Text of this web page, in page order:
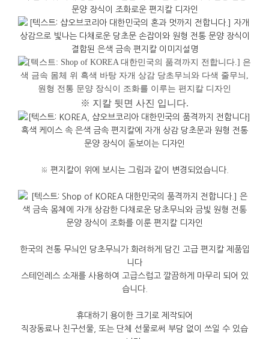
※ 지칼 뒷면 사진 입니다.
※ 편지칼이 위에 보시는 그림과 같이 변경되었습니다.
한국의 전통 무늬인 당초무늬가 화려하게 담긴 고급 편지칼 제품입
니다
스테인레스 소재를 사용하여 고급스럽고 깔끔하게 마무리 되어 있
습니다.
휴대하기 용이한 크기로 제작되어
직장동료나 친구선물, 또는 단체 선물로써 부담 없이 쓰일 수 있습